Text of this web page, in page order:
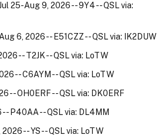
25-Aug 9, 2026 -- 9Y4 -- QSL via:
6, 2026 -- E51CZZ -- QSL via: IK2DUW
-- T2JK -- QSL via: LoTW
-- C6AYM -- QSL via: LoTW
-- OH0ERF -- QSL via: DK0ERF
P40AA -- QSL via: DL4MM
-- YS -- QSL via: LoTW